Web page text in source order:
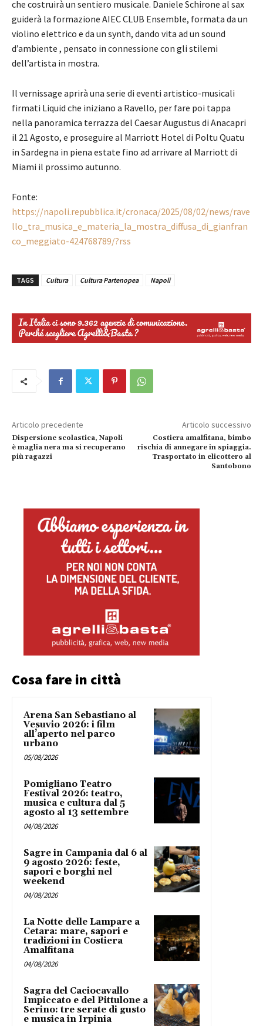
che costruirà un sentiero musicale. Daniele Schirone al sax
guiderà la formazione AIEC CLUB Ensemble, formata da un
violino elettrico e da un synth, dando vita ad un sound
d’ambiente , pensato in connessione con gli stilemi
dell’artista in mostra.
Il vernissage aprirà una serie di eventi artistico-musicali
firmati Liquid che iniziano a Ravello, per fare poi tappa
nella panoramica terrazza del Caesar Augustus di Anacapri
il 21 Agosto, e proseguire al Marriott Hotel di Poltu Quatu
in Sardegna in piena estate fino ad arrivare al Marriott di
Miami il prossimo autunno.
Fonte:
https://napoli.repubblica.it/cronaca/2025/08/02/news/rave
llo_tra_musica_e_materia_la_mostra_diffusa_di_gianfran
co_meggiato-424768789/?rss
TAGS Cultura Cultura Partenopea Napoli
Articolo precedente
Dispersione scolastica, Napoli
è maglia nera ma si recuperano
più ragazzi
Articolo successivo
Costiera amalfitana, bimbo
rischia di annegare in spiaggia.
Trasportato in elicottero al
Santobono
Cosa fare in città
Arena San Sebastiano al
Vesuvio 2026: i film
all’aperto nel parco
urbano
05/08/2026
Pomigliano Teatro
Festival 2026: teatro,
musica e cultura dal 5
agosto al 13 settembre
04/08/2026
Sagre in Campania dal 6 al
9 agosto 2026: feste,
sapori e borghi nel
weekend
04/08/2026
La Notte delle Lampare a
Cetara: mare, sapori e
tradizioni in Costiera
Amalfitana
04/08/2026
Sagra del Caciocavallo
Impiccato e del Pittulone a
Serino: tre serate di gusto
e musica in Irpinia